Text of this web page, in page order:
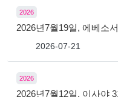
2026
2026년7월19일, 에베소
2026-07-21
2026
2026년7월12일, 이사야